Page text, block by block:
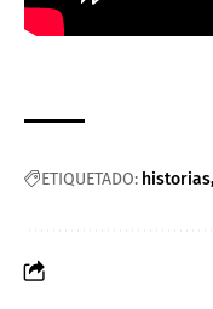
ETIQUETADO: historias